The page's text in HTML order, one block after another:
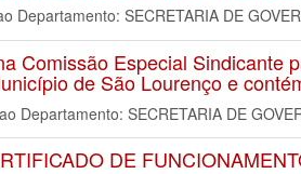
SECRETARIA DE
Comissão Especial
de São Lourenço e
SECRETARIA DE
DE